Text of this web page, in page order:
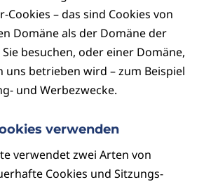
Cookies – das sind Cookies von
Domäne als der Domäne der
besuchen, oder einer Domäne,
uns betrieben wird – zum Beispiel
und Werbezwecke.
verwenden
verwendet zwei Arten von
Cookies und Sitzungs-